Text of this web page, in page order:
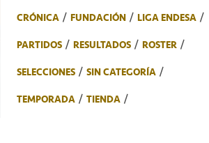
CRÓNICA
FUNDACIÓN
LIGA ENDESA
PARTIDOS
RESULTADOS
ROSTER
SELECCIONES
SIN CATEGORÍA
TEMPORADA
TIENDA